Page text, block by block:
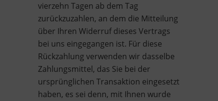
vierzehn Tagen ab dem Tag
zurückzuzahlen, an dem die Mitteilung
über Ihren Widerruf dieses Vertrags
bei uns eingegangen ist. Für diese
Rückzahlung verwenden wir dasselbe
Zahlungsmittel, das Sie bei der
ursprünglichen Transaktion eingesetzt
haben, es sei denn, mit Ihnen wurde